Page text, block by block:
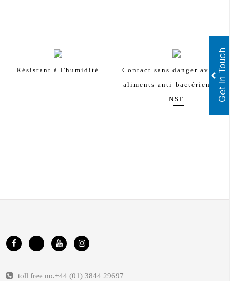
Résistant à l'humidité
Contact sans danger avec les
aliments anti-bactérien et la
NSF
toll free no.+44 (01) 3844 29697